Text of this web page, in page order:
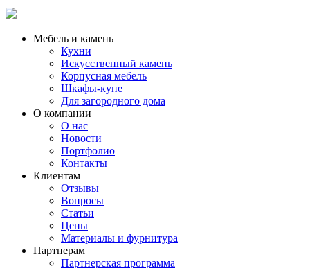
Мебель и камень
Кухни
Искусственный камень
Корпусная мебель
Шкафы-купе
Для загородного дома
О компании
О нас
Новости
Портфолио
Контакты
Клиентам
Отзывы
Вопросы
Статьи
Цены
Материалы и фурнитура
Партнерам
Партнерская программа